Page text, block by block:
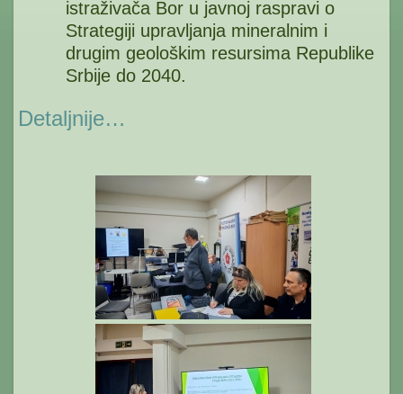
istraživača Bor u javnoj raspravi o
Strategiji upravljanja mineralnim i
drugim geološkim resursima Republike
Srbije do 2040.
Detaljnije…